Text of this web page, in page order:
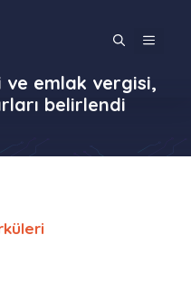
MENÜ
emlak vergisi,
belirlendi